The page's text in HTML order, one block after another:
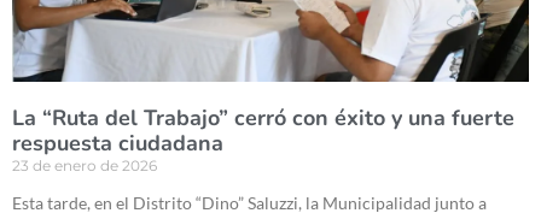
La “Ruta del Trabajo” cerró con éxito y una fuerte
respuesta ciudadana
23 de enero de 2026
Esta tarde, en el Distrito “Dino” Saluzzi, la Municipalidad junto a